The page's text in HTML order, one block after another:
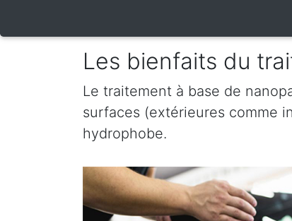
Les bienfaits du
Le traitement à base de
surfaces (extérieures comme
hydrophobe.